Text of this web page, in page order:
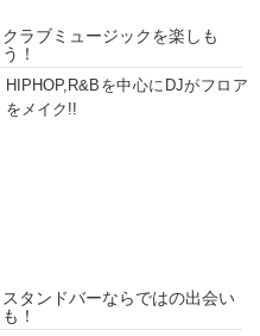
クラブミュージックを楽しも
う！
HIPHOP,R&Bを中心にDJがフロア
をメイク!!
スタンドバーならではの出会い
も！